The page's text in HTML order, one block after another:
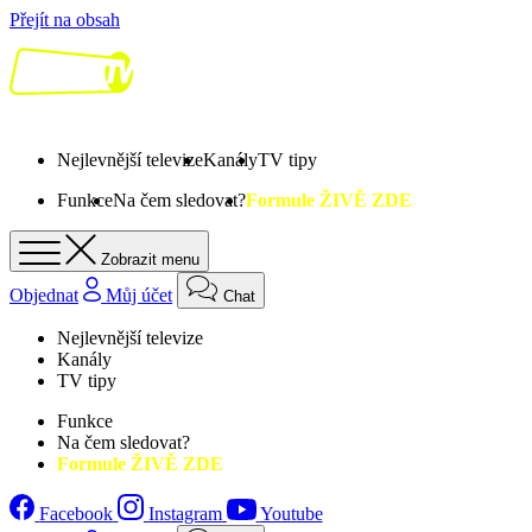
Přejít na obsah
Nejlevnější televizeKanályTV tipy
FunkceNa čem sledovat?Formule ŽIVĚ ZDE
Zobrazit menu
Objednat Můj účet Chat
Nejlevnější televize
Kanály
TV tipy
Funkce
Na čem sledovat?
Formule ŽIVĚ ZDE
Facebook Instagram
Youtube